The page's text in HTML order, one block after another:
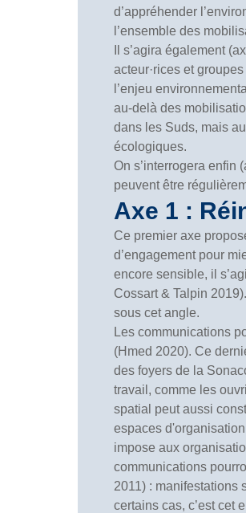
d’appréhender
l’ensemble des
Il s’agira également
acteur·rices et
l’enjeu
au-delà des
dans les Suds, mais
écologiques.
On s’interrogera enfin
peuvent être
Axe 1 :
Ce premier axe
d’engagement pour
encore sensible, il
Cossart & Talpin
sous cet angle.
Les communications
(Hmed 2020). Ce
des foyers de la
travail, comme les
spatial peut aussi
espaces
impose aux
communications
2011) : manifestations
certains cas, c’est cet